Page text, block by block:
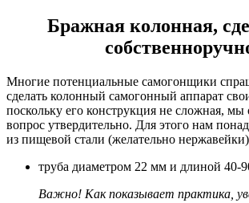
Бражная колонная,
Многие потенциальные самогонщики
сделать колонный самогонный аппарат
поскольку его конструкция не сложная, мы
вопрос утвердительно. Для этого нам
из пищевой стали (желательно
труба диаметром 22 мм и длиной 40-
Важно! Как показывает практика,